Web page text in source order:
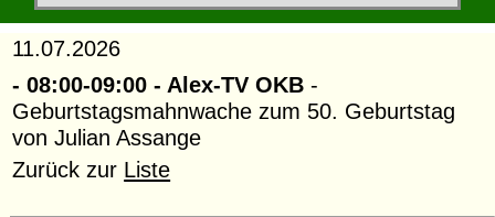
11.07.2026
- 08:00-09:00 - Alex-TV OKB-
Geburtstagsmahnwache zum 50. Geburtstag
von Julian Assange
Zurück zur Liste